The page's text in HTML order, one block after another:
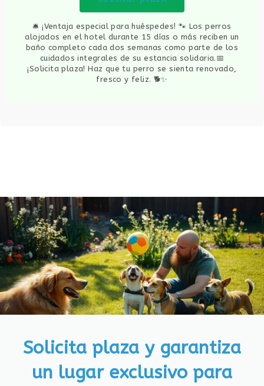
🛎️ ¡Ventaja especial para huéspedes! 🐾 Los perros
alojados en el hotel durante 15 días o más reciben un
baño completo cada dos semanas como parte de los
cuidados integrales de su estancia solidaria.📅
¡Solicita plaza! Haz que tu perro se sienta renovado,
fresco y feliz. 🐕✨
Solicita plaza y garantiza
un lugar exclusivo para